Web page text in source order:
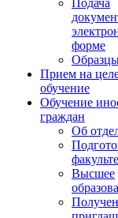
Подача
форме
Прием на
обучение
Обучение
граждан
Об
Высшее